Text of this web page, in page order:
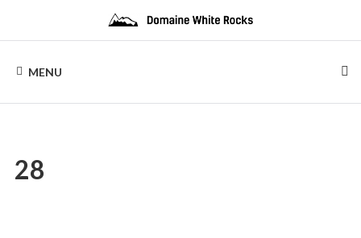
content
WHITE
ROCKS
de
Chalets
bois
MENU
28